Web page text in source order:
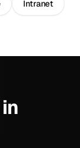
Intranet